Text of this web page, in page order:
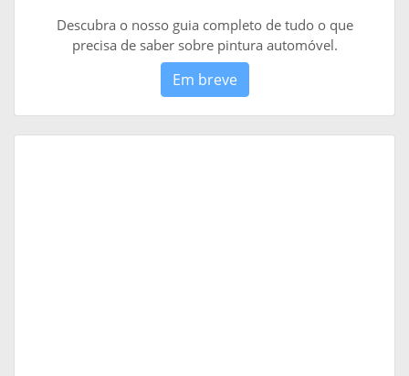
Descubra o nosso guia completo de tudo o que
precisa de saber sobre pintura automóvel.
Em breve